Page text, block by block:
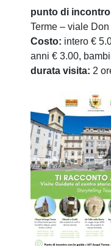
punto di
Terme – viale
Costo: intero €
anni € 3.00,
durata visita: 2